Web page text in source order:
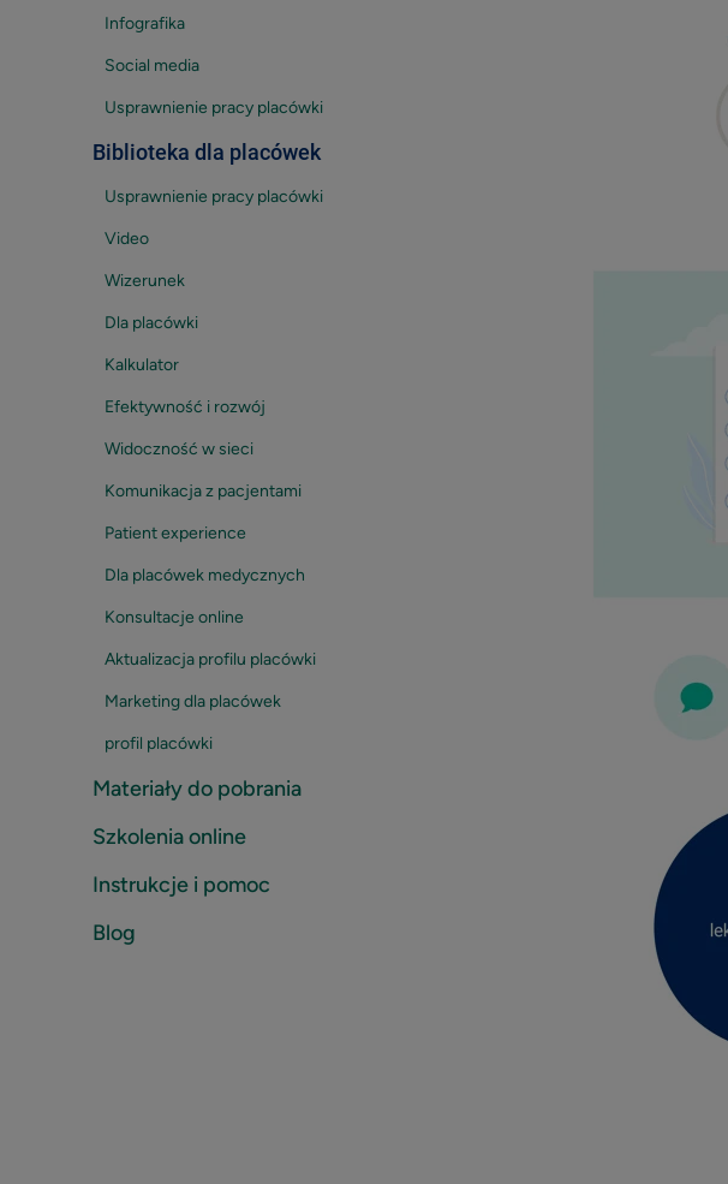
Infografika
Social media
Usprawnienie pracy placówki
Biblioteka dla placówek
Usprawnienie pracy placówki
Video
Wizerunek
Dla placówki
Kalkulator
Efektywność i rozwój
Widoczność w sieci
Komunikacja z pacjentami
Patient experience
Dla placówek medycznych
Konsultacje online
Aktualizacja profilu placówki
Marketing dla placówek
profil placówki
Materiały do pobrania
Szkolenia online
Instrukcje i pomoc
Blog